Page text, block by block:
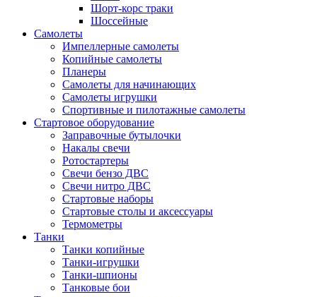
Шорт-корс траки
Шоссейные
Самолеты
Импеллерные самолеты
Копийные самолеты
Планеры
Самолеты для начинающих
Самолеты игрушки
Спортивные и пилотажные самолеты
Стартовое оборудование
Заправочные бутылочки
Накалы свечи
Ротостартеры
Свечи бензо ДВС
Свечи нитро ДВС
Стартовые наборы
Стартовые столы и аксессуары
Термометры
Танки
Танки копийные
Танки-игрушки
Танки-шпионы
Танковые бои